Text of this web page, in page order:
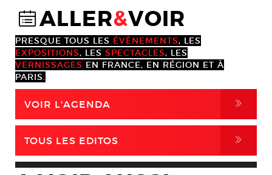
@ALLER&VOIR
PRESQUE TOUS LES ÉVÈNEMENTS, LES
EXPOSITIONS, LES SPECTACLES, LES
VERNISSAGES EN FRANCE, EN RÉGION ET À
PARIS.
VOIR L'AGENDA ,
TOUS LES EDITOS ,